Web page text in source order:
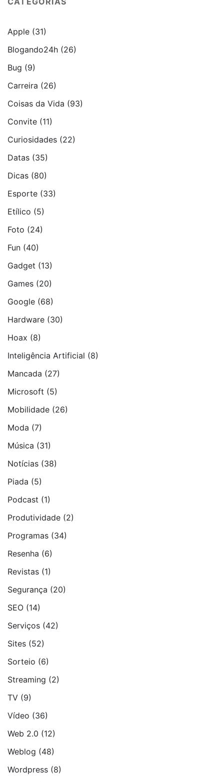
Apple (31)
Blogando24h (26)
Bug (9)
Carreira (26)
Coisas da Vida (93)
Convite (11)
Curiosidades (22)
Datas (35)
Dicas (80)
Esporte (33)
Etí­lico (5)
Foto (24)
Fun (40)
Gadget (13)
Games (20)
Google (68)
Hardware (30)
Hoax (8)
Inteligência Artificial (8)
Mancada (27)
Microsoft (5)
Mobilidade (26)
Moda (7)
Música (31)
Notí­cias (38)
Piada (5)
Podcast (1)
Produtividade (2)
Programas (34)
Resenha (6)
Revistas (1)
Segurança (20)
SEO (14)
Serviços (42)
Sites (52)
Sorteio (6)
Streaming (2)
TV (9)
Vídeo (36)
Web 2.0 (12)
Weblog (48)
Wordpress (8)